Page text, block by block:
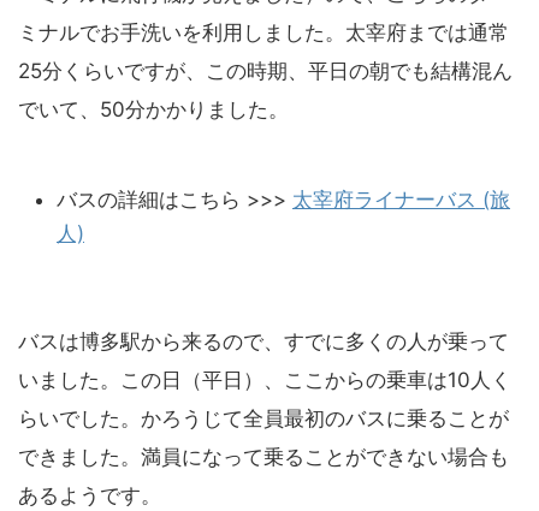
ミナルでお手洗いを利用しました。太宰府までは通常
25分くらいですが、この時期、平日の朝でも結構混ん
でいて、50分かかりました。
バスの詳細はこちら >>> 太宰府ライナーバス (旅
人)
バスは博多駅から来るので、すでに多くの人が乗って
いました。この日（平日）、ここからの乗車は10人く
らいでした。かろうじて全員最初のバスに乗ることが
できました。満員になって乗ることができない場合も
あるようです。